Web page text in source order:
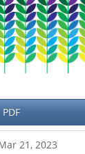
PDF
21, 2023